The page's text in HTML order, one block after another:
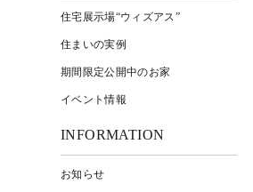
住宅展示場“ウィズアス”
住まいの実例
期間限定公開中のお家
イベント情報
INFORMATION
お知らせ